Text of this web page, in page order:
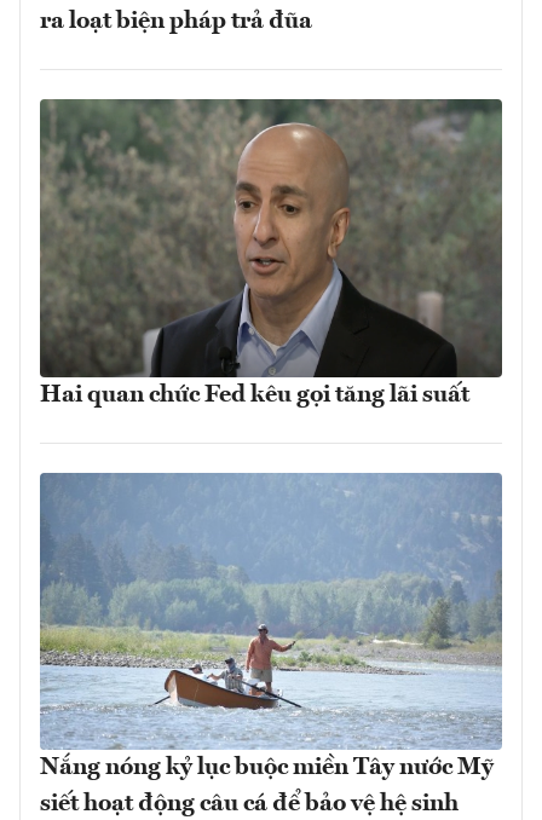
ra loạt biện pháp trả đũa
Hai quan chức Fed kêu gọi tăng lãi suất
Nắng nóng kỷ lục buộc miền Tây nước Mỹ
siết hoạt động câu cá để bảo vệ hệ sinh